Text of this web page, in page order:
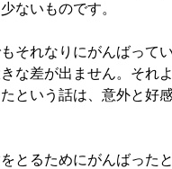
ないものです。
それなりにがんばって
な差が出ません。それ
という話は、意外と好
とるためにがんばった